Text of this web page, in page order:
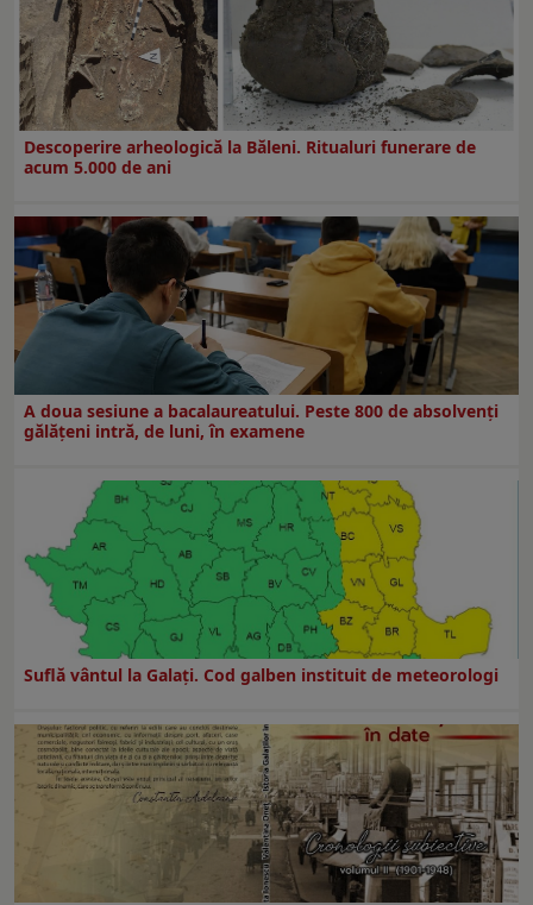
Descoperire arheologică la Băleni. Ritualuri funerare de
acum 5.000 de ani
A doua sesiune a bacalaureatului. Peste 800 de absolvenţi
gălăţeni intră, de luni, în examene
Suflă vântul la Galaţi. Cod galben instituit de meteorologi